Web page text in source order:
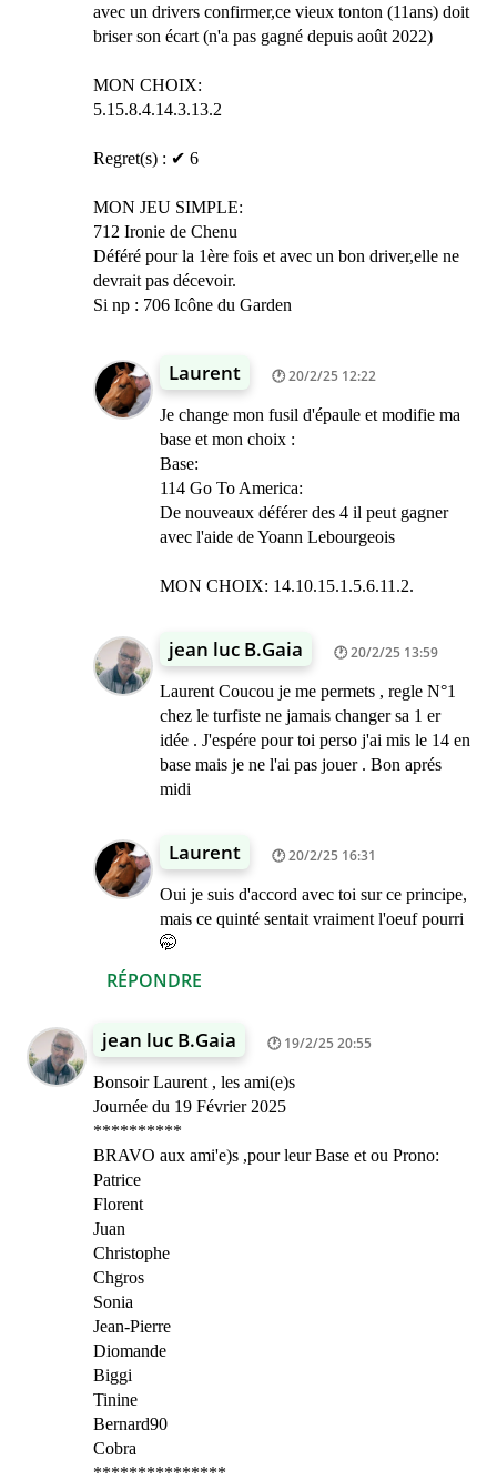
avec un drivers confirmer,ce vieux tonton (11ans) doit
briser son écart (n'a pas gagné depuis août 2022)
MON CHOIX:
5.15.8.4.14.3.13.2
Regret(s) : ✔ 6
MON JEU SIMPLE:
712 Ironie de Chenu
Déféré pour la 1ère fois et avec un bon driver,elle ne
devrait pas décevoir.
Si np : 706 Icône du Garden
RÉPONDRE
Laurent 20/2/25 12:22
Je change mon fusil d'épaule et modifie ma
base et mon choix :
Base:
114 Go To America:
De nouveaux déférer des 4 il peut gagner
avec l'aide de Yoann Lebourgeois
MON CHOIX: 14.10.15.1.5.6.11.2.
jean luc B.Gaia 20/2/25 13:59
Laurent Coucou je me permets , regle N°1
chez le turfiste ne jamais changer sa 1 er
idée . J'espére pour toi perso j'ai mis le 14 en
base mais je ne l'ai pas jouer . Bon aprés
midi
Laurent 20/2/25 16:31
Oui je suis d'accord avec toi sur ce principe,
mais ce quinté sentait vraiment l'oeuf pourri
🤭
jean luc B.Gaia 19/2/25 20:55
Bonsoir Laurent , les ami(e)s
Journée du 19 Février 2025
**********
BRAVO aux ami'e)s ,pour leur Base et ou Prono:
Patrice
Florent
Juan
Christophe
Chgros
Sonia
Jean-Pierre
Diomande
Biggi
Tinine
Bernard90
Cobra
***************